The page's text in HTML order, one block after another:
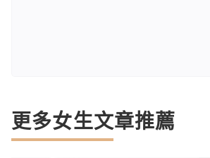
更多女生文章推薦